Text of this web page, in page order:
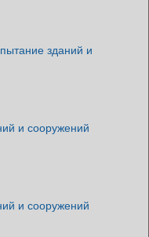
зданий и
и сооружений
и сооружений